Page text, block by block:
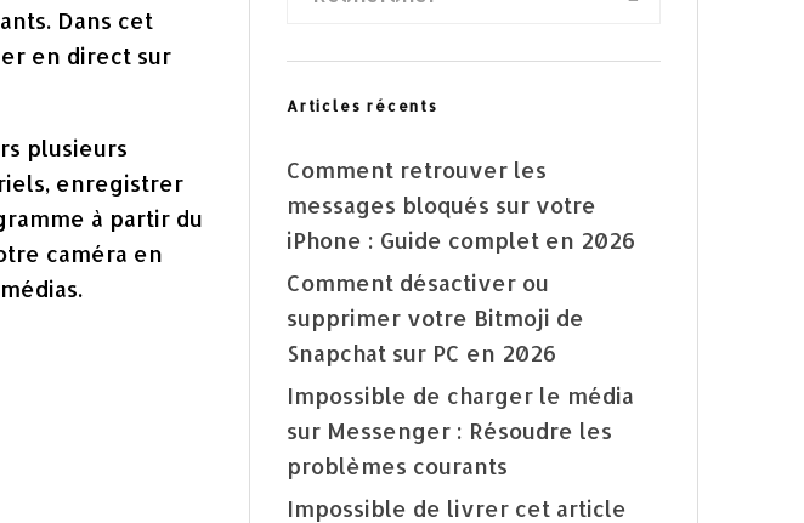
Dans cet
en direct sur
plusieurs
enregistrer
à partir du
caméra en
Articles récents
Comment retrouver les
messages bloqués sur votre
iPhone : Guide complet en 2026
Comment désactiver ou
supprimer votre Bitmoji de
Snapchat sur PC en 2026
Impossible de charger le média
sur Messenger : Résoudre les
problèmes courants
Impossible de livrer cet article